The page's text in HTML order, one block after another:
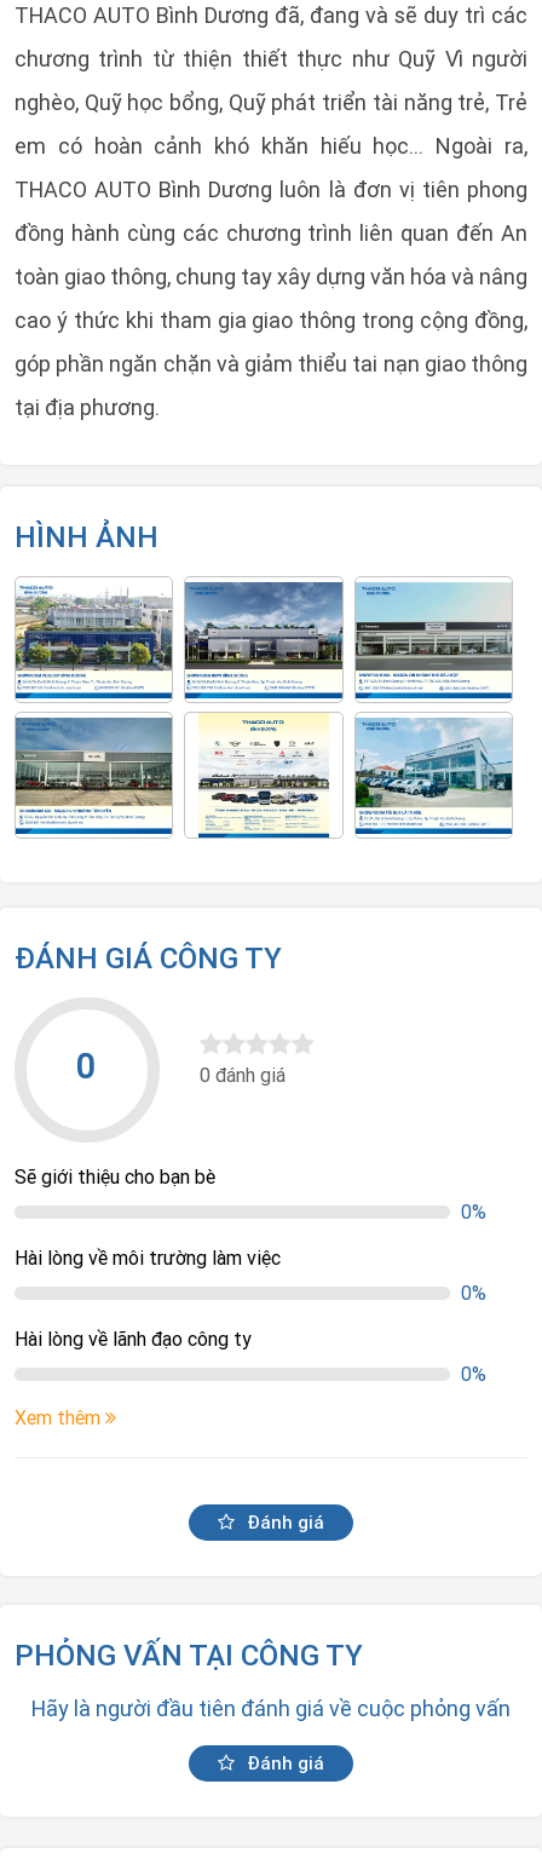
THACO AUTO Bình Dương đã, đang và sẽ duy trì các
chương trình từ thiện thiết thực như Quỹ Vì người
nghèo, Quỹ học bổng, Quỹ phát triển tài năng trẻ, Trẻ
em có hoàn cảnh khó khăn hiếu học… Ngoài ra,
THACO AUTO Bình Dương luôn là đơn vị tiên phong
đồng hành cùng các chương trình liên quan đến An
toàn giao thông, chung tay xây dựng văn hóa và nâng
cao ý thức khi tham gia giao thông trong cộng đồng,
góp phần ngăn chặn và giảm thiểu tai nạn giao thông
tại địa phương.
HÌNH ẢNH
ĐÁNH GIÁ CÔNG TY
0 0 đánh giá
Sẽ giới thiệu cho bạn bè
0%
Hài lòng về môi trường làm việc
0%
Hài lòng về lãnh đạo công ty
0%
Xem thêm
Đánh giá
PHỎNG VẤN TẠI CÔNG TY
Hãy là người đầu tiên đánh giá về cuộc phỏng vấn
Đánh giá